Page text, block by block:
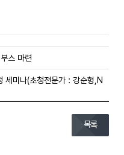
스 마련
세미나(초청전문가 : 강순형,N
목록